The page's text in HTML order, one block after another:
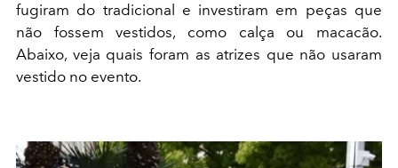
fugiram do tradicional e investiram em peças que
não fossem vestidos, como calça ou macacão.
Abaixo, veja quais foram as atrizes que não usaram
vestido no evento.